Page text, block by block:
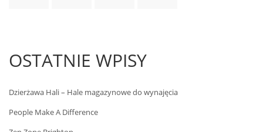
OSTATNIE WPISY
Dzierżawa Hali – Hale magazynowe do wynajęcia
People Make A Difference